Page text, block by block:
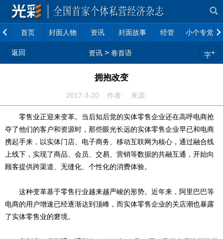
首页 封面人物 资讯 封面故事 经管 小个专党建
返回 资讯 > 卷首语 字+
拥抱改变
2017-3-20 作者: 来源:
零售业正迎来变革。当后知后觉的实体零售企业还在高呼电商抢
夺了他们的客户和资源时，那些眼光长远的实体零售企业早已和电商
携起手来，以实体门店、电子商务、移动互联网为核心，通过融合线
上线下，实现了商品、会员、交易、营销等数据的共融互通，开始向
顾客提供跨渠道、无缝化、个性化的消费体验。
这种变革基于零售行业越来越严峻的形势。近年来，阿里巴巴等
电商的用户增速已经逐渐达到顶峰，而实体零售企业的关店潮也暴露
了实体零售业的窘境。